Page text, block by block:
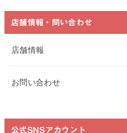
店舗情報・問い合わせ
店舗情報
お問い合わせ
公式SNSアカウント